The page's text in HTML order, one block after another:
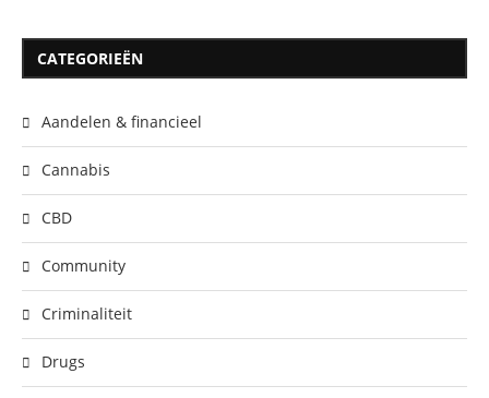
CATEGORIEËN
Aandelen & financieel
Cannabis
CBD
Community
Criminaliteit
Drugs